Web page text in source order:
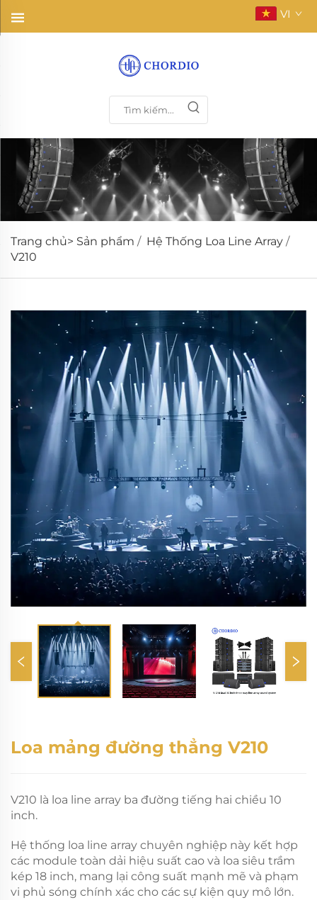
VI
Trang chủ> Sản phẩm / Hệ Thống Loa Line Array /
V210
Loa mảng đường thẳng V210
V210 là loa line array ba đường tiếng hai chiều 10
inch.
Hệ thống loa line array chuyên nghiệp này kết hợp
các module toàn dải hiệu suất cao và loa siêu trầm
kép 18 inch, mang lại công suất mạnh mẽ và phạm
vi phủ sóng chính xác cho các sự kiện quy mô lớn.